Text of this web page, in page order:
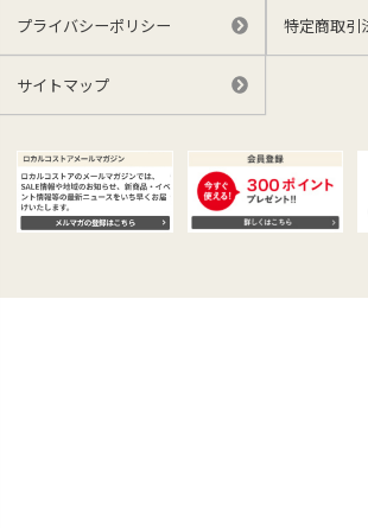
プライバシーポリシー 特定商取引
サイトマップ